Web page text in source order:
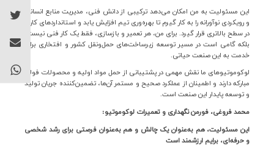
این مسئولیت به من امکان می‌دهد ترکیبی از دانش فنی، مدیریت منابع انسانی
و رویکردی نوآورانه را به کار گیرم تا بهره‌وری تیم افزایش یابد و استانداردهای کاری
در سطح بالاتری قرار گیرد. برای من، هر تعمیر و بازسازی، فقط یک کار فنی نیست،
بلکه گامی است در مسیر توسعه زیرساخت‌های حمل‌ونقل کشور و افتخاری برای
خدمت به این صنعت حیاتی.
لوکوموتیوهای ما نقش مهمی در پشتیبانی از حمل مواد اولیه و محصولات فولاد
مبارکه دارند و اطمینان از عملکرد صحیح و مستمر آن‌ها، تضمین‌کننده جریان تولید
و توسعه پایدار این صنعت است.
محمد فروغی، فورمن نگهداری و تعمیرات لوکوموتیو:
این مسئولیت، هم به‌عنوان یک چالش و هم به‌عنوان فرصتی برای رشد شخصی
و حرفه‌ای، برایم ارزشمند است